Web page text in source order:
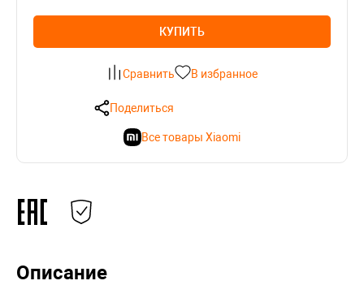
КУПИТЬ
Сравнить В избранное
Поделиться
Все товары Xiaomi
Описание